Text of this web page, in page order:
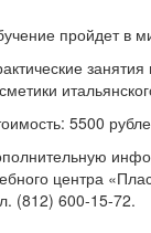
пройдет в
5500
центра
(812) 600-15-72.